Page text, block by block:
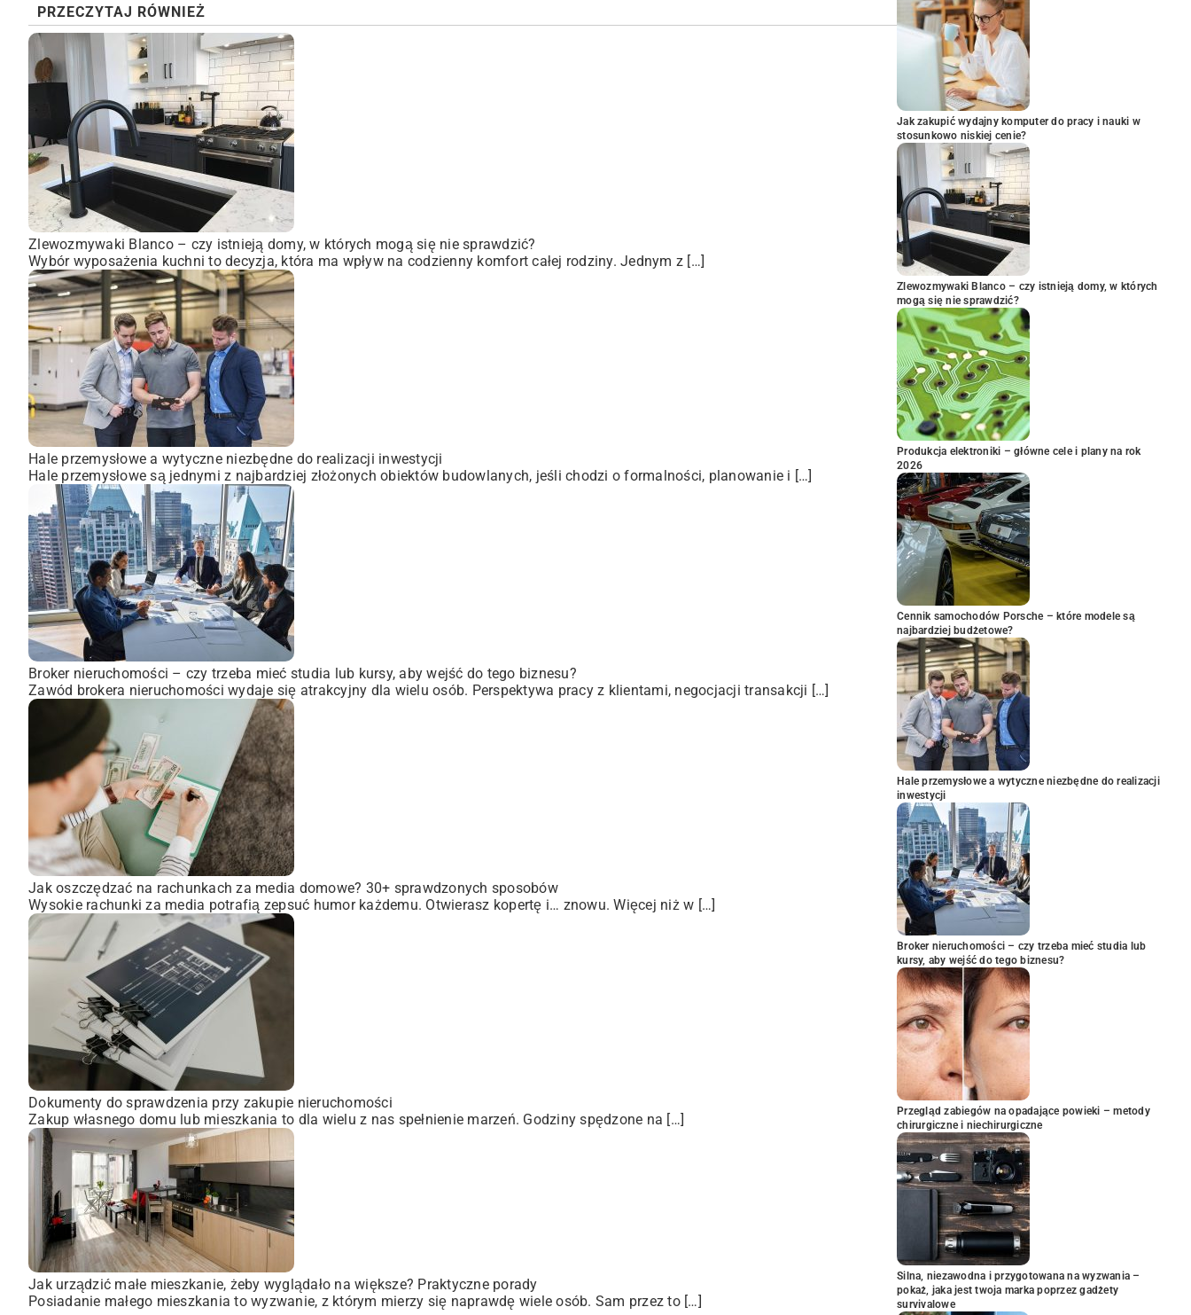
PRZECZYTAJ RÓWNIEŻ
Zlewozmywaki Blanco – czy istnieją domy, w których mogą się nie sprawdzić?
Wybór wyposażenia kuchni to decyzja, która ma wpływ na codzienny komfort całej rodziny. Jednym z […]
Hale przemysłowe a wytyczne niezbędne do realizacji inwestycji
Hale przemysłowe są jednymi z najbardziej złożonych obiektów budowlanych, jeśli chodzi o formalności, planowanie i […]
Broker nieruchomości – czy trzeba mieć studia lub kursy, aby wejść do tego biznesu?
Zawód brokera nieruchomości wydaje się atrakcyjny dla wielu osób. Perspektywa pracy z klientami, negocjacji transakcji […]
Jak oszczędzać na rachunkach za media domowe? 30+ sprawdzonych sposobów
Wysokie rachunki za media potrafią zepsuć humor każdemu. Otwierasz kopertę i… znowu. Więcej niż w […]
Dokumenty do sprawdzenia przy zakupie nieruchomości
Zakup własnego domu lub mieszkania to dla wielu z nas spełnienie marzeń. Godziny spędzone na […]
Jak urządzić małe mieszkanie, żeby wyglądało na większe? Praktyczne porady
Posiadanie małego mieszkania to wyzwanie, z którym mierzy się naprawdę wiele osób. Sam przez to […]
Jak zakupić wydajny komputer do pracy i nauki w
stosunkowo niskiej cenie?
Zlewozmywaki Blanco – czy istnieją domy, w których
mogą się nie sprawdzić?
Produkcja elektroniki – główne cele i plany na rok
2026
Cennik samochodów Porsche – które modele są
najbardziej budżetowe?
Hale przemysłowe a wytyczne niezbędne do realizacji
inwestycji
Broker nieruchomości – czy trzeba mieć studia lub
kursy, aby wejść do tego biznesu?
Przegląd zabiegów na opadające powieki – metody
chirurgiczne i niechirurgiczne
Silna, niezawodna i przygotowana na wyzwania –
pokaż, jaka jest twoja marka poprzez gadżety
survivalowe